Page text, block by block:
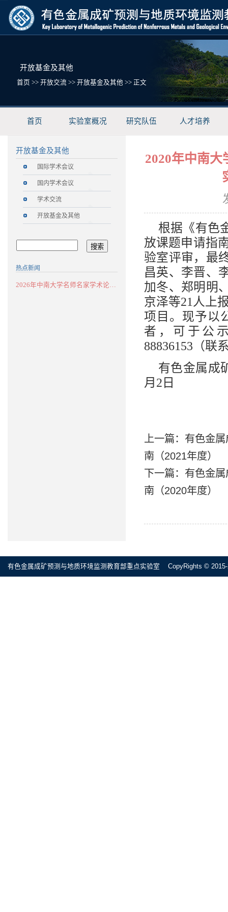
开放基金及其他
首页 >> 开放交流 >> 开放基金及其他 >> 正文
首页 实验室概况 研究队伍 人才培养
开放基金及其他
国际学术会议
国内学术会议
学术交流
开放基金及其他
热点新闻
2020年中南
根据《有色
放课题申请指
验室评审，最
昌英、李晋、
加冬、郑明明
京泽等21人上
项目。现予以
者，可于公
88836153（联
有色金属成
月2日
上一篇： 有色金
南（2021年度）
下一篇： 有色金
南（2020年度）
有色金属成矿预测与地质环境监测教育部重点实验室 CopyRights ©